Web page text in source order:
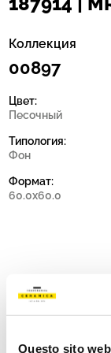
Questo sito
Коллекция
00897
Цвет:
Песочный
Типология:
Фон
Формат:
60.0x60.0